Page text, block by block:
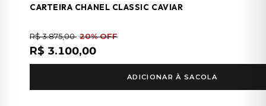
CARTEIRA CHANEL CLASSIC CAVIAR
R$ 3.875,00 20% OFF
R$ 3.100,00
ADICIONAR À SACOLA